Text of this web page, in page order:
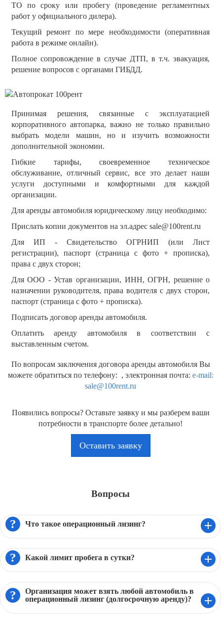
ТО по сроку или пробегу (проведение регламентных
работ у официального дилера).
Текущий ремонт по мере необходимости (оперативная
работа в режиме онлайн).
Полное сопровождение в случае ДТП, в т.ч. эвакуация,
решение вопросов с органами ГИБДД.
Принимая решения, связанные с эксплуатацией
корпоративного автопарка, важно не только правильно
выбрать модели машин, но и изучить возможности
дополнительной экономии.
Гибкие тарифы, своевременное техническое
обслуживание, отличный сервис, все это делает наши
услуги доступными и комфортными для каждой
организации.
Для аренды автомобиля юридическому лицу необходимо:
Прислать копии документов на эл.адрес sale@100rent.ru
Для ИП - Свидетельство ОГРНИП (или Лист
регистрации), паспорт (страница с фото + прописка),
права с двух сторон;
Для ООО - Устав организации, ИНН, ОГРН, решение о
назначении руководителя, права водителя с двух сторон,
паспорт (страница с фото + прописка).
Подписать договор аренды автомобиля.
Оплатить аренду автомобиля в соответствии с
выставленным счетом.
По вопросам заключения договора аренды автомобиля Вы
можете обратиться по телефону: , электронная почта: e-mail:
sale@100rent.ru
Появились вопросы? Оставьте заявку и мы разберем ваши
потребности в транспорте более детально!
Оставить заявку
Вопросы
?
Что такое операционный лизинг?
Услуга операционный лизин
предоставляется компанией 100RENT
юридическим лицам. Суть услуги проста: 1.
Вы берете понравившийся автомобиль для
целей Вашей организации. 2. Все вопросы по
его содержанию мы берем на себя. 3. Вы
возвращаете автомобиль по завершению
срока аренды или продлеваете его при
?
Какой лимит пробега в сутки?
На каждом автомобиле установлен лимит
пробега в зависимости от его класса. Эту
информацию можно посмотреть выбрав
понравившийся Вам авто в каталоге. При
длительной аренде пробег суммируется за
?
Организация может взять любой автомобиль в
операционный лизинг (долгосрочную аренду)?
При аренде транспортных средств сроком до